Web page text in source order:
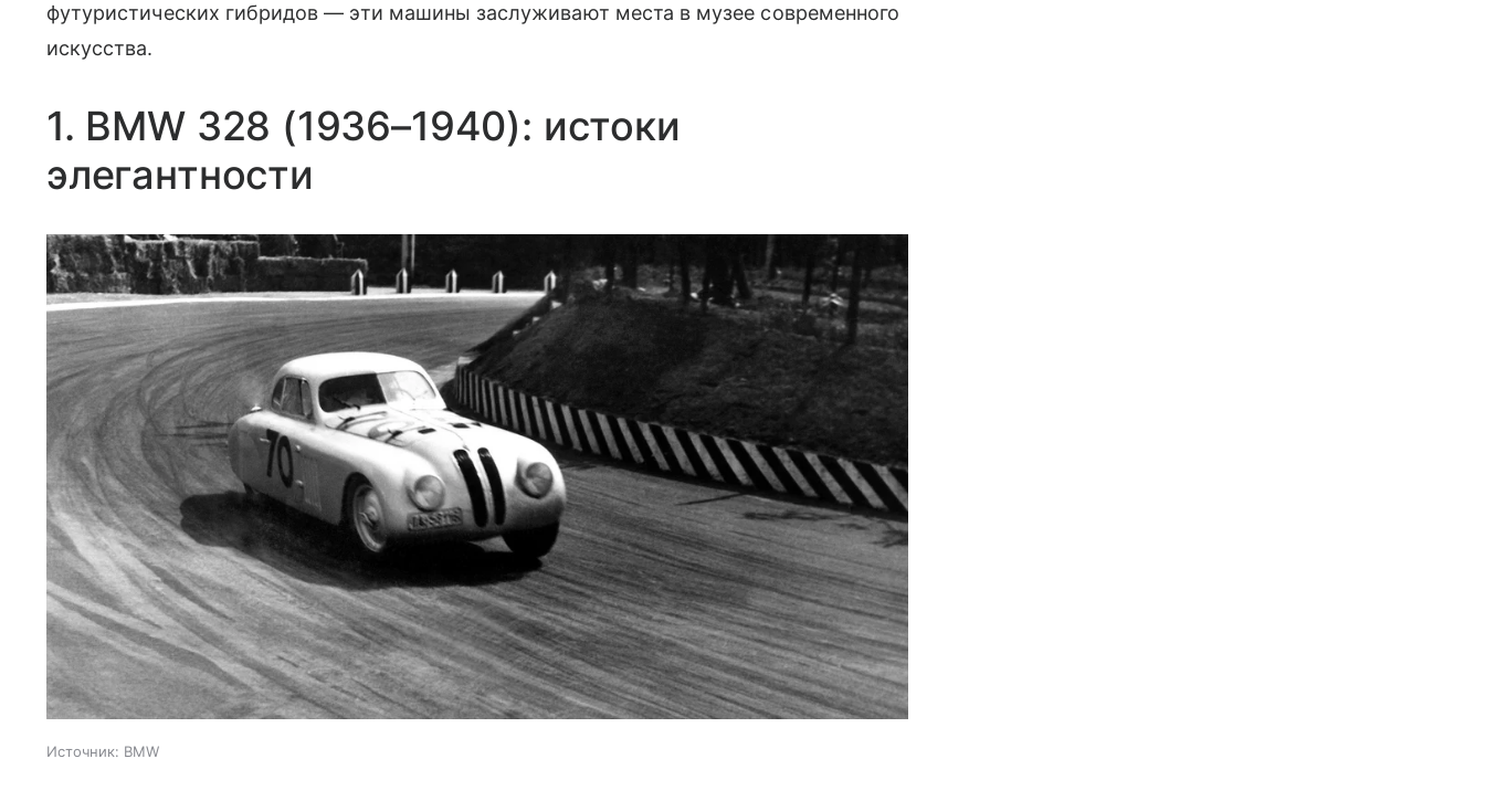
футуристических гибридов — эти машины заслуживают места в музее современного
искусства.
1. BMW 328 (1936–1940): истоки
элегантности
Источник: BMW